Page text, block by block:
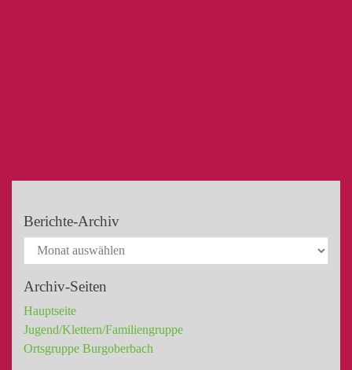
Berichte-Archiv
Archiv-Seiten
Hauptseite
Jugend/Klettern/Familiengruppe
Ortsgruppe Burgoberbach